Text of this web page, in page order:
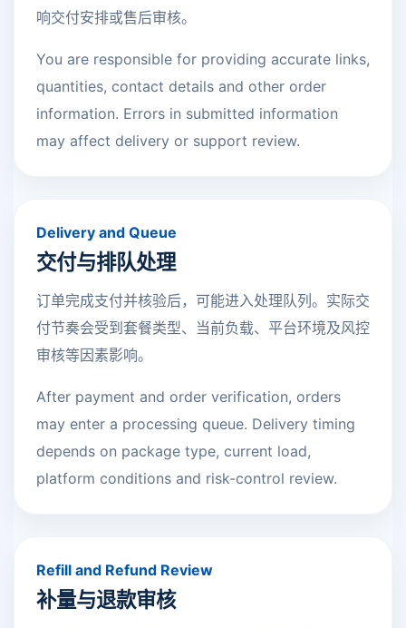
响交付安排或售后审核。
You are responsible for providing accurate links,
quantities, contact details and other order
information. Errors in submitted information
may affect delivery or support review.
Delivery and Queue
交付与排队处理
订单完成支付并核验后，可能进入处理队列。实际交
付节奏会受到套餐类型、当前负载、平台环境及风控
审核等因素影响。
After payment and order verification, orders
may enter a processing queue. Delivery timing
depends on package type, current load,
platform conditions and risk-control review.
Refill and Refund Review
补量与退款审核